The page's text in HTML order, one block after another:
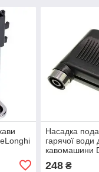
Насадка
гарячої води
кавомашини
248₴